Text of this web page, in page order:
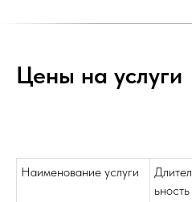
Цены на услуги
Наименование услуги
Длител
ьность